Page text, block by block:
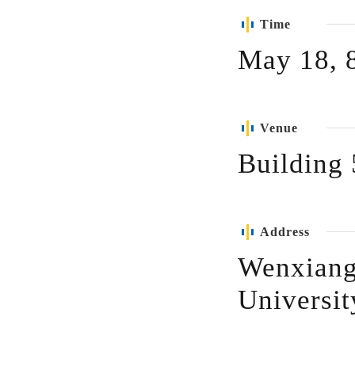
Time
May 18,
Venue
Building
Address